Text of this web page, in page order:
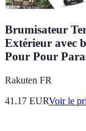
Brumisateur
Extérieur avec
Pour Pour
Rakuten FR
41.17 EURVoir le